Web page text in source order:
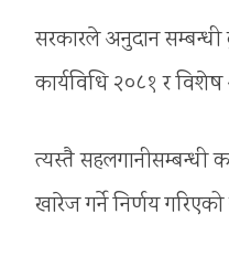
सरकारले अनुदान सम्बन्धी
कार्यविधि २०८१ र
त्यस्तै सहलगानीसम्बन्धी
खारेज गर्ने निर्णय